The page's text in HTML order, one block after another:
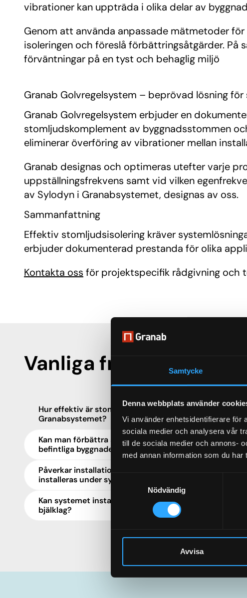
Samtycke
Denna webbplats använder
Vi använder enhetsidentifierare för
sociala medier och analysera vår
till de sociala medier och annons-
med annan information som du
Samtyckesval
Nödvändig
Avvisa
vibrationer kan uppträda i olika delar av
Genom att använda anpassade mätmetoder
isoleringen och föreslå förbättringsåtgärder.
förväntningar på en tyst och behaglig miljö
Granab Golvregelsystem – beprövad lösning
Granab Golvregelsystem erbjuder en
stomljudskomplement av byggnadsstommen
eliminerar överföring av vibrationer mellan
Granab designas och optimeras utefter varje
uppställningsfrekvens samt vid vilken
av Sylodyn i Granabsystemet, designas av oss.
Sammanfattning
Effektiv stomljudsisolering kräver
erbjuder dokumenterad prestanda för olika
Kontakta oss för projektspecifik rådgivning och
Vanliga frågor om
Hur effektiv är stomljudsisolering med
Granabsystemet?
Kan man förbättra stomljudsisoleringen i
befintliga byggnader?
Påverkar installationer ljudmiljön när de
installeras under systemet?
Kan systemet installeras på alla typer av
bjälklag?